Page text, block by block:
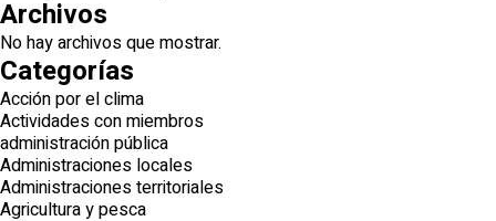
Archivos
No hay archivos que mostrar.
Categorías
Acción por el clima
Actividades con miembros
administración pública
Administraciones locales
Administraciones territoriales
Agricultura y pesca